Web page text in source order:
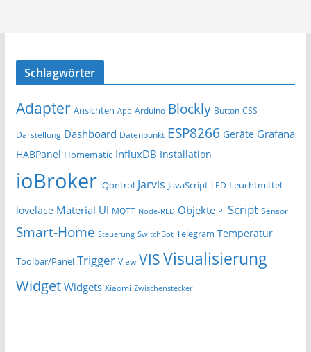
Schlagwörter
Adapter Ansichten App Arduino Blockly Button CSS
Darstellung Dashboard Datenpunkt ESP8266 Geräte Grafana
HABPanel Homematic InfluxDB Installation
ioBroker iQontrol Jarvis JavaScript LED Leuchtmittel
lovelace Material UI MQTT Node-RED Objekte PI Script Sensor
Smart-Home Steuerung SwitchBot Telegram Temperatur
Toolbar/Panel Trigger View VISVisualisierung
Widget Widgets Xiaomi Zwischenstecker